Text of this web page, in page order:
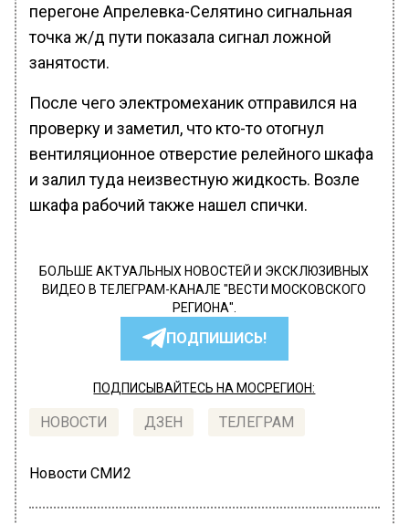
перегоне Апрелевка-Селятино сигнальная
точка ж/д пути показала сигнал ложной
занятости.
После чего электромеханик отправился на
проверку и заметил, что кто-то отогнул
вентиляционное отверстие релейного шкафа
и залил туда неизвестную жидкость. Возле
шкафа рабочий также нашел спички.
БОЛЬШЕ АКТУАЛЬНЫХ НОВОСТЕЙ И ЭКСКЛЮЗИВНЫХ
ВИДЕО В ТЕЛЕГРАМ-КАНАЛЕ "ВЕСТИ МОСКОВСКОГО
РЕГИОНА".
ПОДПИШИСЬ!
ПОДПИСЫВАЙТЕСЬ НА МОСРЕГИОН:
НОВОСТИ ДЗЕН ТЕЛЕГРАМ
Новости СМИ2